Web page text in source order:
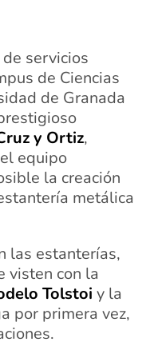
servicios
de Ciencias
de Granada
y Ortiz,
equipo
la creación
metálica
las estanterías,
visten con la
Tolstoi y la
por primera vez,